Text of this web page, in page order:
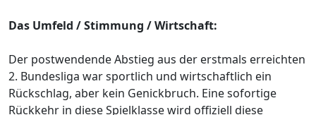
Das Umfeld / Stimmung / Wirtschaft:
Der postwendende Abstieg aus der erstmals erreichten
2. Bundesliga war sportlich und wirtschaftlich ein
Rückschlag, aber kein Genickbruch. Eine sofortige
Rückkehr in diese Spielklasse wird offiziell diese